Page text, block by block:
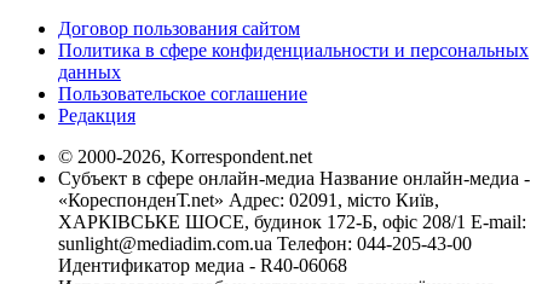
Договор пользования сайтом
Политика в сфере конфиденциальности и персональных
данных
Пользовательское соглашение
Редакция
© 2000-2026, Korrespondent.net
Субъект в сфере онлайн-медиа Название онлайн-медиа -
«КореспонденТ.net» Адрес: 02091, місто Київ,
ХАРКІВСЬКЕ ШОСЕ, будинок 172-Б, офіс 208/1 E-mail:
sunlight@mediadim.com.ua Телефон: 044-205-43-00
Идентификатор медиа - R40-06068